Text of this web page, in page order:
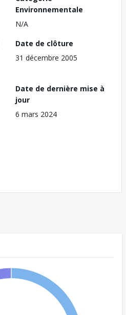
Environnementale
N/A
Date de clôture
31 décembre 2005
Date de dernière mise à
jour
6 mars 2024